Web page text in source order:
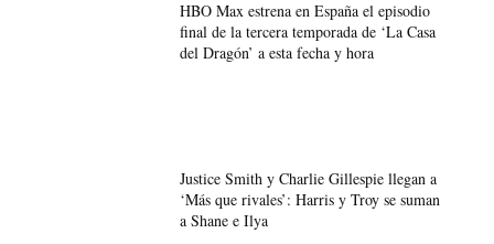
HBO Max estrena en España el episodio
final de la tercera temporada de ‘La Casa
del Dragón’ a esta fecha y hora
Justice Smith y Charlie Gillespie llegan a
‘Más que rivales’: Harris y Troy se suman
a Shane e Ilya